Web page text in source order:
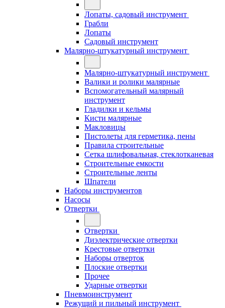
Лопаты, садовый инструмент
Грабли
Лопаты
Садовый инструмент
Малярно-штукатурный инструмент
Малярно-штукатурный инструмент
Валики и ролики малярные
Вспомогательный малярный
инструмент
Гладилки и кельмы
Кисти малярные
Макловицы
Пистолеты для герметика, пены
Правила строительные
Сетка шлифовальная, стеклотканевая
Строительные емкости
Строительные ленты
Шпатели
Наборы инструментов
Насосы
Отвертки
Отвертки
Диэлектрические отвертки
Крестовые отвертки
Наборы отверток
Плоские отвертки
Прочее
Ударные отвертки
Пневмоинструмент
Режущий и пильный инструмент